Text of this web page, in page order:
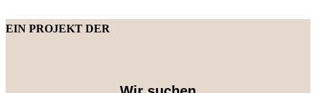
EIN PROJEKT DER